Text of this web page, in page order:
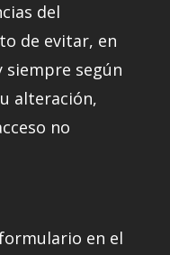
del
de evitar, en
siempre según
alteración,
no
en el